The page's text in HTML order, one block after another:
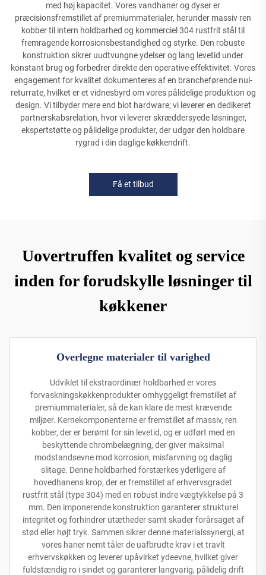
med høj kapacitet. Vores vandhaner og dyser er
præcisionsfremstillet af premiummaterialer, herunder massiv ren
kobber til intern holdbarhed og kommerciel 304 rustfrit stål til
fremragende korrosionsbestandighed og styrke. Den robuste
konstruktion sikrer uudtvungne ydelser og lang levetid under
konstant brug og forbedrer direkte den operative effektivitet. Vores
engagement for kvalitet dokumenteres af en brancheførende nul-
returrate, hvilket er et vidnesbyrd om vores pålidelige produktion og
design. Vi tilbyder mere end blot hardware; vi leverer en dedikeret
partnerskabsrelation, hvor vi leverer skræddersyede løsninger,
ekspertstøtte og pålidelige produkter, der udgør den holdbare
rygrad i din daglige køkkendrift.
Få et tilbud
Uovertruffen kvalitet og service
inden for forudskylle løsninger til
køkkener
Overlegne materialer til varighed
Udviklet til ekstraordinær holdbarhed er vores
forvaskningskøkkenprodukter omhyggeligt fremstillet af
premiummaterialer, så de kan klare de mest krævende
miljøer. Kernekomponenterne er fremstillet af massiv, ren
kobber, der er berømt for sin levetid, og er udført med en
beskyttende chrombelægning, der giver maksimal
modstandsevne mod korrosion, misfarvning og daglig
slitage. Denne holdbarhed forstærkes yderligere af
hovedhanens krop, der er fremstillet af erhvervsgradet
rustfrit stål (type 304) med en robust indre vægtykkelse på 3
mm. Den imponerende konstruktion garanterer strukturel
integritet og forhindrer utætheder samt skader forårsaget af
stød eller højt tryk. Sammen sikrer denne materialssynergi, at
vores haner nemt tåler de uafbrudte krav i et travlt
erhvervskøkken og leverer upåvirket ydeevne, hvilket giver
fuldstændig ro i sindet og garanterer langvarig, pålidelig drift